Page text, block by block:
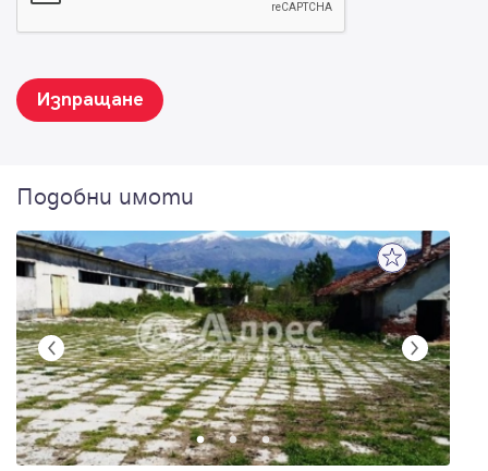
Изпращане
Подобни имоти